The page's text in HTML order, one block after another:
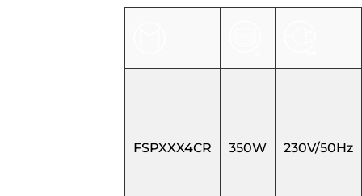
FSPXXX4CR 350W 230V/50Hz